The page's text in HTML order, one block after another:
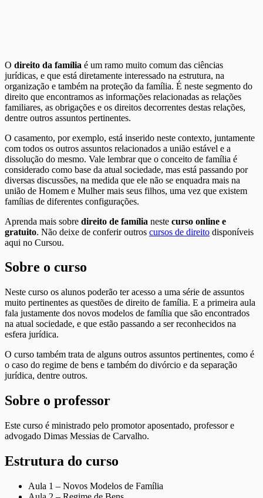
O direito da família é um ramo muito comum das ciências
jurídicas, e que está diretamente interessado na estrutura, na
organização e também na proteção da família. É neste segmento do
direito que encontramos as informações relacionadas as relações
familiares, as obrigações e os direitos decorrentes destas relações,
dentre outros assuntos pertinentes.
O casamento, por exemplo, está inserido neste contexto, juntamente
com todos os outros assuntos relacionados a união estável e a
dissolução do mesmo. Vale lembrar que o conceito de família é
considerado como base da atual sociedade, mas está passando por
diversas discussões, na medida que ele não se enquadra mais na
união de Homem e Mulher mais seus filhos, uma vez que existem
famílias de diferentes configurações.
Aprenda mais sobre direito de família neste curso online e
gratuito. Não deixe de conferir outros cursos de direito disponíveis
aqui no Cursou.
Sobre o curso
Neste curso os alunos poderão ter acesso a uma série de assuntos
muito pertinentes as questões de direito de família. E a primeira aula
fala justamente dos novos modelos de família que são encontrados
na atual sociedade, e que estão passando a ser reconhecidos na
esfera jurídica.
O curso também trata de alguns outros assuntos pertinentes, como é
o caso do regime de bens e também do divórcio e da separação
jurídica, dentre outros.
Sobre o professor
Este curso é ministrado pelo promotor aposentado, professor e
advogado Dimas Messias de Carvalho.
Estrutura do curso
Aula 1 – Novos Modelos de Família